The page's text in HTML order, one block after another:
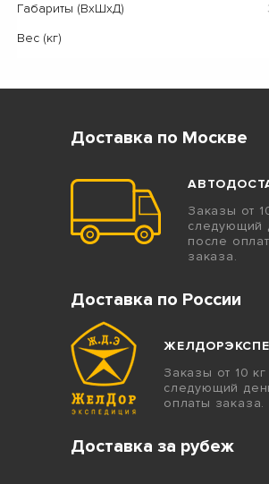
Габариты (ВхШхД)
Вес (кг)
Доставка по Москве
Заказы от
следующий
после
заказа.
Доставка по России
Заказы от 10 кг
следующий
оплаты заказа.
Доставка за рубеж